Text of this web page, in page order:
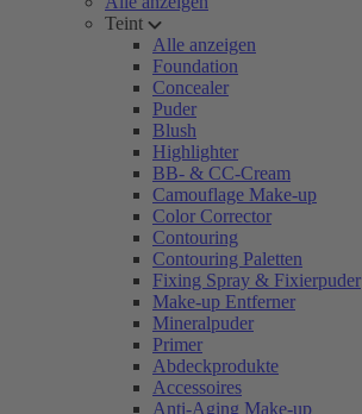
Teint
Alle anzeigen
Foundation
Concealer
Puder
Blush
Highlighter
BB- & CC-Cream
Camouflage Make-up
Color Corrector
Contouring
Contouring Paletten
Fixing Spray & Fixierpuder
Make-up Entferner
Mineralpuder
Primer
Abdeckprodukte
Accessoires
Anti-Aging Make-up